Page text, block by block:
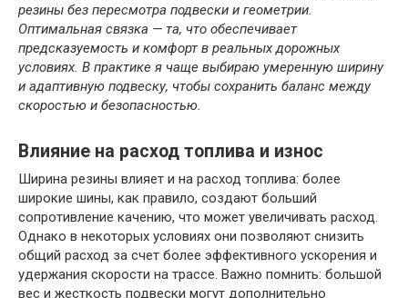
резины без пересмотра подвески и геометрии.
Оптимальная связка — та, что обеспечивает
предсказуемость и комфорт в реальных дорожных
условиях. В практике я чаще выбираю умеренную ширину
и адаптивную подвеску, чтобы сохранить баланс между
скоростью и безопасностью.
Влияние на расход топлива и износ
Ширина резины влияет и на расход топлива: более
широкие шины, как правило, создают больший
сопротивление качению, что может увеличивать расход.
Однако в некоторых условиях они позволяют снизить
общий расход за счет более эффективного ускорения и
удержания скорости на трассе. Важно помнить: большой
вес и жесткость подвески могут дополнительно